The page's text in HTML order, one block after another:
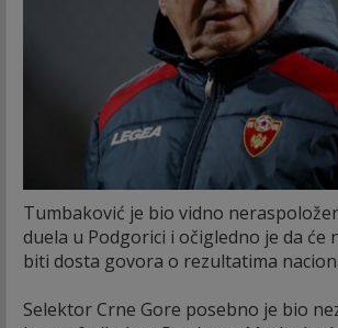
Tumbaković je bio vidno
duela u Podgorici i očigledno je da će
biti dosta govora o rezultatima
Selektor Crne Gore posebno je bio